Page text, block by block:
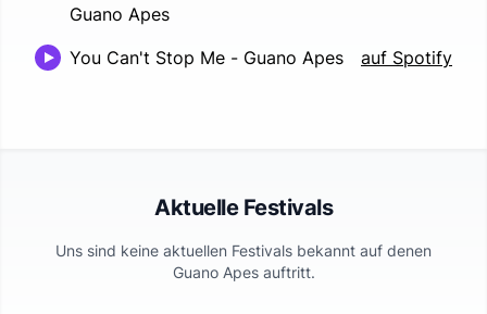
Guano Apes
You Can't Stop Me - Guano Apes auf Spotify
Aktuelle Festivals
Uns sind keine aktuellen Festivals bekannt auf denen
Guano Apesauftritt.